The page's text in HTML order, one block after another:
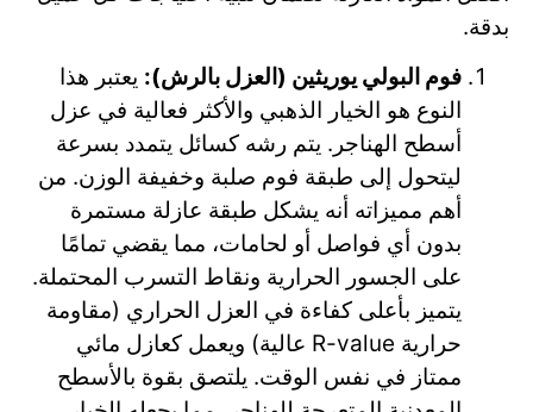
بدقة.
فوم البولي يوريثين (العزل بالرش): يعتبر هذا
النوع هو الخيار الذهبي والأكثر فعالية في عزل
أسطح الهناجر. يتم رشه كسائل يتمدد بسرعة
ليتحول إلى طبقة فوم صلبة وخفيفة الوزن. من
أهم مميزاته أنه يشكل طبقة عازلة مستمرة
بدون أي فواصل أو لحامات، مما يقضي تمامًا
على الجسور الحرارية ونقاط التسرب المحتملة.
يتميز بأعلى كفاءة في العزل الحراري (مقاومة
حرارية R-value عالية) ويعمل كعازل مائي
ممتاز في نفس الوقت. يلتصق بقوة بالأسطح